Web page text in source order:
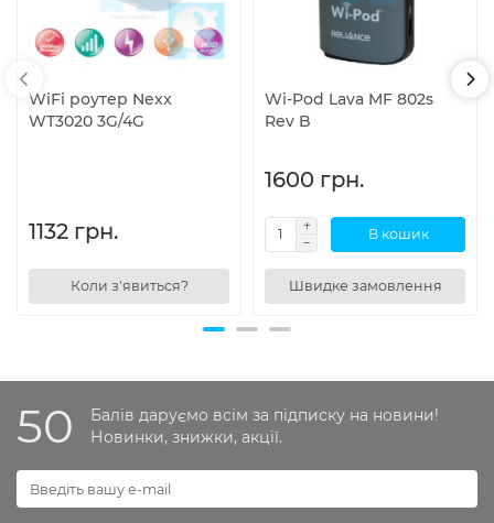
WiFi роутер Nexx
WT3020 3G/4G
1132 грн.
Коли з'явиться?
Wi-Pod Lava MF 802s
Rev B
1600 грн.
В кошик
Швидке замовлення
50
Балів даруємо всім за підписку на новини!
Новинки, знижки, акції.